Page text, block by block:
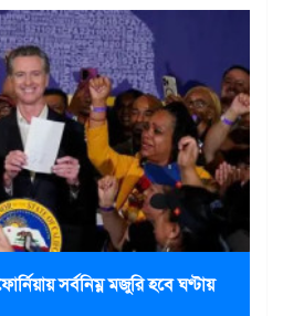
সর্বনিম্ন মজুরি হবে ঘণ্টায়